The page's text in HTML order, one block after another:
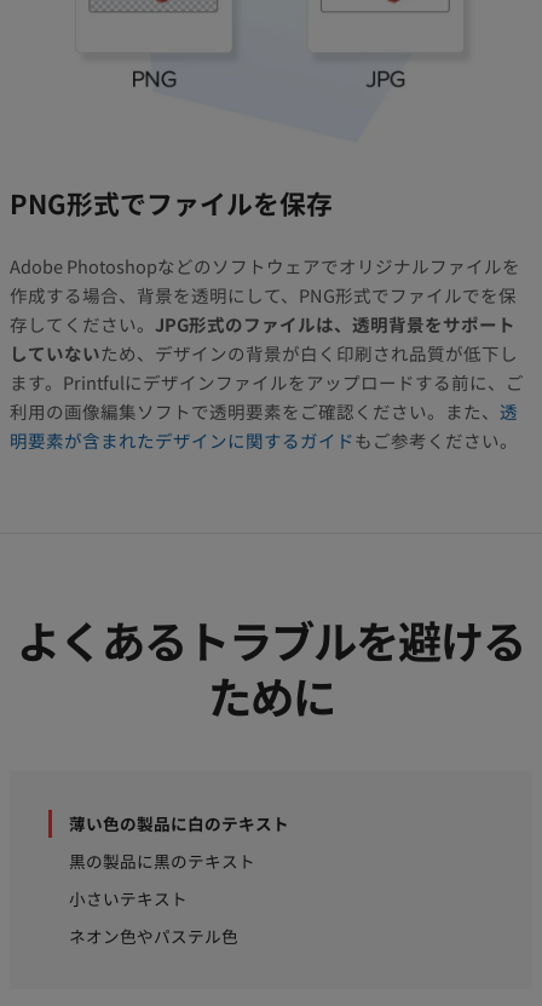
PNG形式でファイルを保存
Adobe Photoshopなどのソフトウェアでオリジナルファイルを
作成する場合、背景を透明にして、PNG形式でファイルでを保
存してください。 JPG形式のファイルは、透明背景をサポート
していないため、デザインの背景が白く印刷され品質が低下し
ます。Printfulにデザインファイルをアップロードする前に、ご
利用の画像編集ソフトで透明要素をご確認ください。また、 透
明要素が含まれたデザインに関するガイドもご参考ください。
よくあるトラブルを避ける
ために
薄い色の製品に白のテキスト
黒の製品に黒のテキスト
小さいテキスト
ネオン色やパステル色